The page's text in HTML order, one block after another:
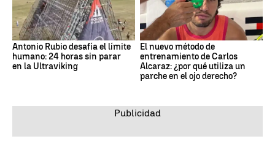
Antonio Rubio desafía el límite
humano: 24 horas sin parar
en la Ultraviking
El nuevo método de
entrenamiento de Carlos
Alcaraz: ¿por qué utiliza un
parche en el ojo derecho?